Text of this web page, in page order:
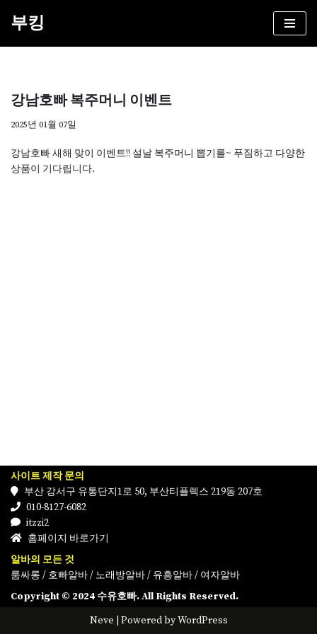
건
뛰
기
부킹
강남호빠 복주머니 이벤트
2025년 01월 07일
강남호빠 새해 맞이 이벤트!! 설날 복주머니 뽑기를~ 푸짐하고 다양한
상품이 기다립니다.
사이트 제작 문의
부산 강서구 유통단지1로 50, 부산티플렉스 219동 207호
010-8127-6082
itzzi2
홈페이지 바로가기
알바의 모든 것
룸싸롱 / 호빠알바/ 노래방알바/ 유흥알바/ 여자알바
Copyright © 2024 수유호빠. All Rights Reserved.
Neve | Powered byWordPress